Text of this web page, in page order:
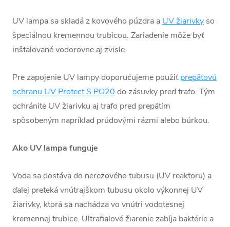
UV lampa sa skladá z kovového púzdra a UV žiarivky so
špeciálnou kremennou trubicou. Zariadenie môže byť
inštalované vodorovne aj zvisle.
Pre zapojenie UV lampy doporučujeme použiťprepäťovú
ochranu UV Protect S PO20 do zásuvky pred trafo. Tým
ochránite UV žiarivku aj trafo pred prepätím
spôsobeným napríklad prúdovými rázmi alebo búrkou.
Ako UV lampa funguje
Voda sa dostáva do nerezového tubusu (UV reaktoru) a
ďalej preteká vnútrajškom tubusu okolo výkonnej UV
žiarivky, ktorá sa nachádza vo vnútri vodotesnej
kremennej trubice. Ultrafialové žiarenie zabíja baktérie a